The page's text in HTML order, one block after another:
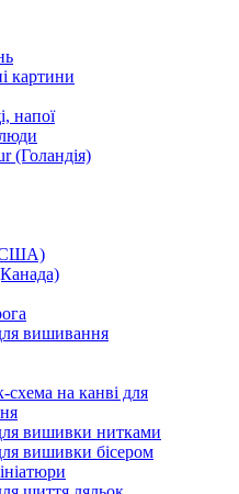
картини
напої
(Голандія)
вишивання
на канві для
вишивки нитками
вишивки бісером